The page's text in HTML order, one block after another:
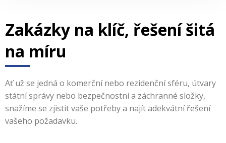
Zakázky na klíč, řešení šitá
na míru
Ať už se jedná o komerční nebo rezidenční sféru, útvary
státní správy nebo bezpečnostní a záchranné složky,
snažíme se zjistit vaše potřeby a najít adekvátní řešení
vašeho požadavku.